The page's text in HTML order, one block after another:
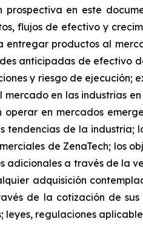
en este
flujos de efectivo y
productos al
anticipadas de efectivo
y riesgo de
en las industrias
operar en mercados
tendencias de la
de ZenaTech; los
adicionales a través de la
adquisición
de la cotización de
leyes, regulaciones